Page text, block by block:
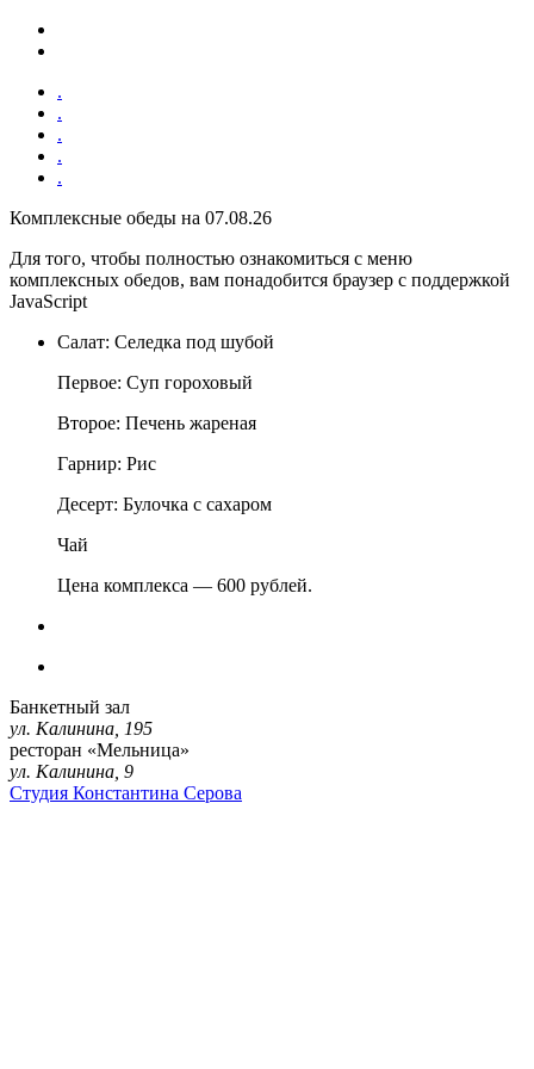
.
.
.
.
.
Комплексные обеды на 07.08.26
Для того, чтобы полностью ознакомиться с меню
комплексных обедов, вам понадобится браузер с поддержкой
JavaScript
Салат: Селедка под шубой
Первое: Суп гороховый
Второе: Печень жареная
Гарнир: Рис
Десерт: Булочка с сахаром
Чай
Цена комплекса — 600 рублей.
Банкетный зал
ул. Калинина, 195
ресторан «Мельница»
ул. Калинина, 9
Студия Константина Серова